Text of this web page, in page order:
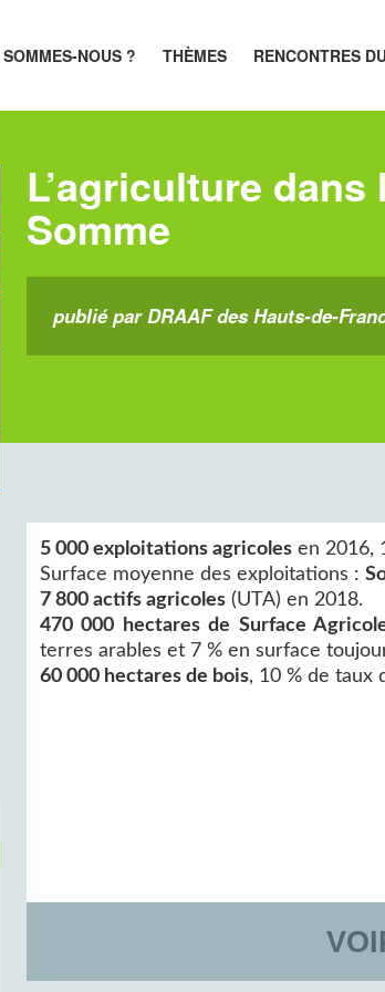
NOUS ? THÈMES RENCONTRES
L’agriculture
Somme
publié par DRAAF des Hauts-de-
5 000 exploitations agricoles en 2016,
Surface moyenne des exploitations :
7 800 actifs agricoles (UTA) en 2018.
470 000 hectares de Surface
terres arables et 7 % en surface
60 000 hectares de bois, 10 % de taux